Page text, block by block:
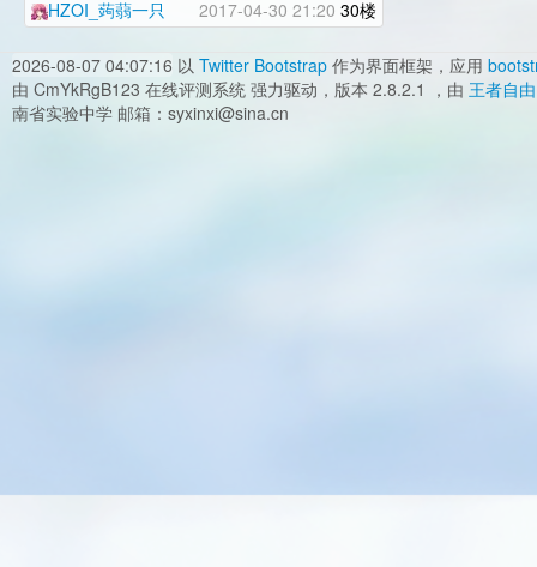
HZOI_蒟蒻一只 2017-04-30 21:20 30楼
2026-08-07 04:07:16 以 Twitter Bootstrap 作为界面框架，应用
由 CmYkRgB123 在线评测系统 强力驱动，版本 2.8.2.1 ，由 王者自由
南省实验中学 邮箱：syxinxi@sina.cn